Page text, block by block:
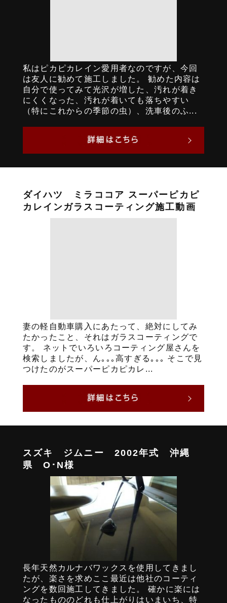
私はピカピカレイン愛用者なのですが、今回
は友人に勧めて施工しました。 勧めた内容は
自分で使ってみて光沢が増した、汚れが着き
にくくなった、汚れが着いても落ちやすい
（特にこれからの季節の虫）、洗車後のふ...
ダイハツ ミラココア スーパーピカピ
カレインガラスコーティング施工動画
妻の軽自動車購入にあたって、絶対にしてみ
たかったこと、それはガラスコーティングで
す。 ネットでいろいろコーティング屋さんを
検索しましたが、ん｡｡｡高すぎる｡｡｡ そこで見
つけたのがスーパーピカピカレ...
スズキ ジムニー 2002年式 沖縄
県 O･N様
長年天然カルナバワックスを使用してきまし
たが、楽さを求めここ最近は他社のコーティ
ングを数回施工してきました。 確かに楽には
なったもののどれも仕上がりはいまいち、特